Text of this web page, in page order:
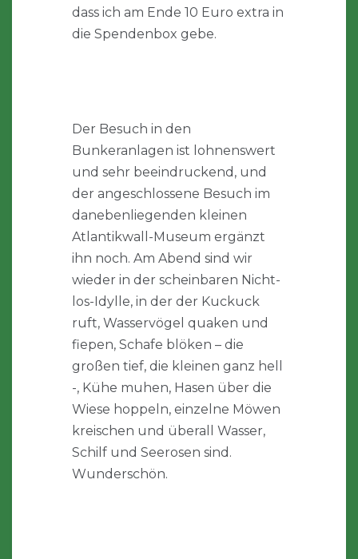
dass ich am Ende 10 Euro extra in
die Spendenbox gebe.
Der Besuch in den
Bunkeranlagen ist lohnenswert
und sehr beeindruckend, und
der angeschlossene Besuch im
danebenliegenden kleinen
Atlantikwall-Museum ergänzt
ihn noch. Am Abend sind wir
wieder in der scheinbaren Nicht-
los-Idylle, in der der Kuckuck
ruft, Wasservögel quaken und
fiepen, Schafe blöken – die
großen tief, die kleinen ganz hell
-, Kühe muhen, Hasen über die
Wiese hoppeln, einzelne Möwen
kreischen und überall Wasser,
Schilf und Seerosen sind.
Wunderschön.